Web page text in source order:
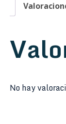
No hay